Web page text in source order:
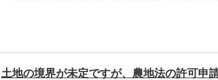
土地の境界が未定ですが、農地法の許可申